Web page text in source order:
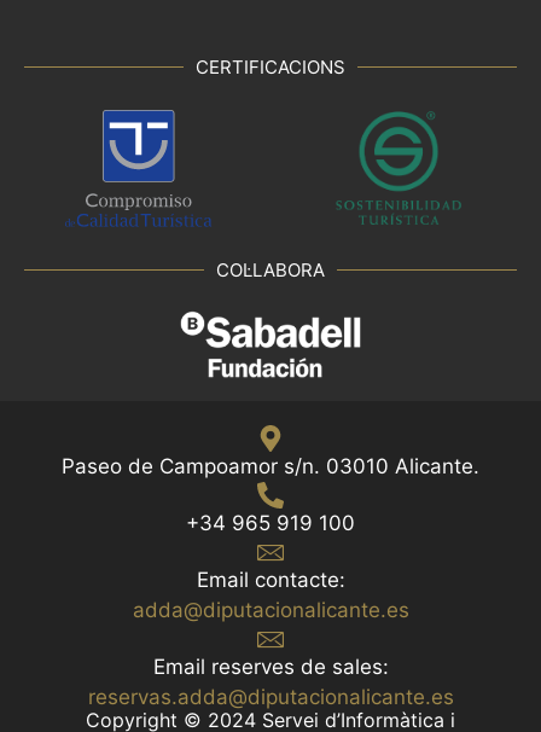
CERTIFICACIONS
COL·LABORA
Paseo de Campoamor s/n. 03010 Alicante.
+34 965 919 100
Email contacte:
adda@diputacionalicante.es
Email reserves de sales:
reservas.adda@diputacionalicante.es
Copyright © 2024 Servei d’Informàtica i